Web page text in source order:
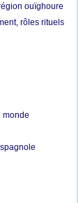
ouïghoure
rôles rituels
monde